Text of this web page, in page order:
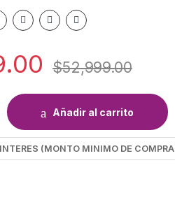
$52,999.00
GRAYSTEAM quantity
Añadir al carrito